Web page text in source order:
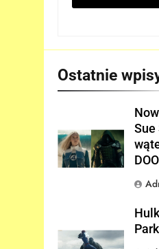
Ostatnie
Sue
6
8
1